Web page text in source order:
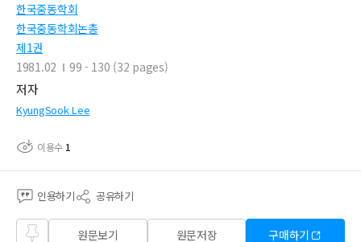
한국중동학회
한국중동학회논총
제1권
1981.02
99 - 130 (32 pages)
저자
KyungSook Lee
이용수 1
인용하기 공유하기
즐겨
원문보기 원문저장 구매하기